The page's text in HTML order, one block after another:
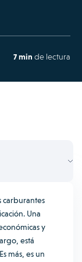
7 min de lectura
carburantes
Una
y
está
más, es un